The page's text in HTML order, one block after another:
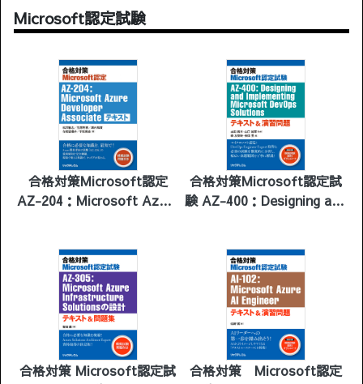
版
Microsoft認定試験
合格対策Microsoft認定
AZ-204：Microsoft Azure
合格対策Microsoft認定試
験 AZ-400：Designing and
ト＆演習問題
合格対策 Microsoft認定試
合格対策 Microsoft認定